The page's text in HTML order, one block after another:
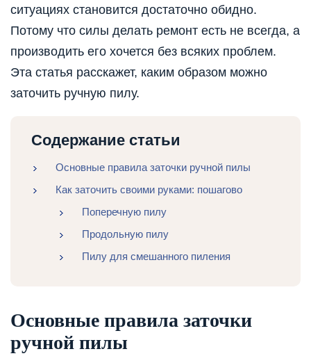
ситуациях становится достаточно обидно.
Потому что силы делать ремонт есть не всегда, а
производить его хочется без всяких проблем.
Эта статья расскажет, каким образом можно
заточить ручную пилу.
Содержание статьи
Основные правила заточки ручной пилы
Как заточить своими руками: пошагово
Поперечную пилу
Продольную пилу
Пилу для смешанного пиления
Основные правила заточки
ручной пилы